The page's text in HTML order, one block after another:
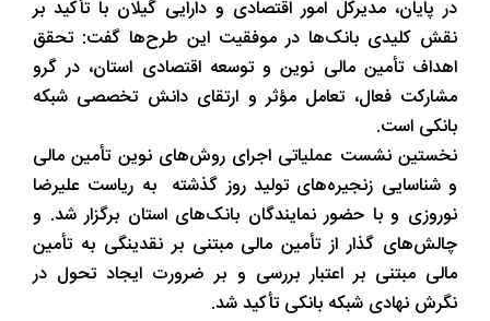
در پایان، مدیرکل امور اقتصادی و دارایی گیلان با تأکید بر
نقش کلیدی بانک‌ها در موفقیت این طرح‌ها گفت: تحقق
اهداف تأمین مالی نوین و توسعه اقتصادی استان، در گرو
مشارکت فعال، تعامل مؤثر و ارتقای دانش تخصصی شبکه
بانکی است.
نخستین نشست عملیاتی اجرای روش‌های نوین تأمین مالی
و شناسایی زنجیره‌های تولید روز گذشته به ریاست علیرضا
نوروزی و با حضور نمایندگان بانک‌های استان برگزار شد. و
چالش‌های گذار از تأمین مالی مبتنی بر نقدینگی به تأمین
مالی مبتنی بر اعتبار بررسی و بر ضرورت ایجاد تحول در
نگرش نهادی شبکه بانکی تأکید شد.